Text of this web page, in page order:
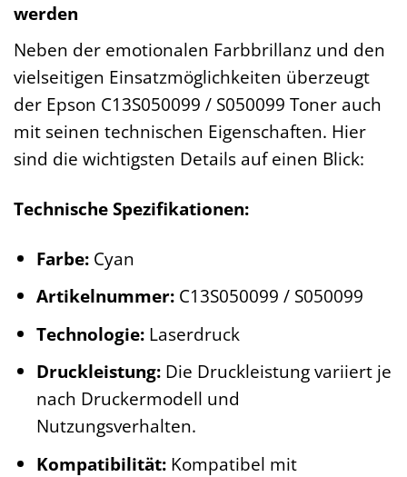
werden
Neben der emotionalen Farbbrillanz und den
vielseitigen Einsatzmöglichkeiten überzeugt
der Epson C13S050099 / S050099 Toner auch
mit seinen technischen Eigenschaften. Hier
sind die wichtigsten Details auf einen Blick:
Technische Spezifikationen:
Farbe:Cyan
Artikelnummer:C13S050099 / S050099
Technologie:Laserdruck
Druckleistung:Die Druckleistung variiert je
nach Druckermodell und
Nutzungsverhalten.
Kompatibilität:Kompatibel mit